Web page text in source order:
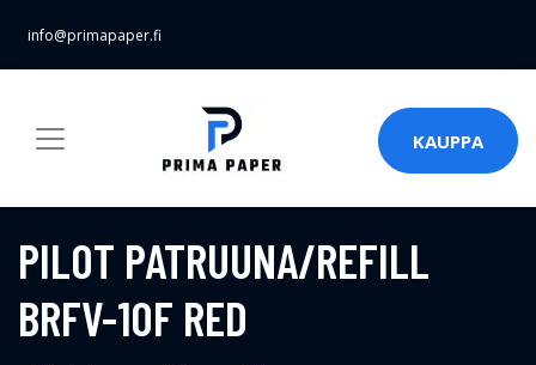
info@primapaper.fi
KAUPPA
PILOT PATRUUNA/REFILL
BRFV-10F RED